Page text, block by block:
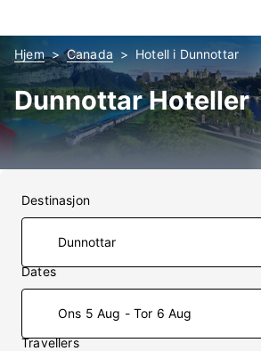
Hjem Canada Hotell i Dunnottar
Dunnottar Hoteller
Destinasjon
Dates
Ons 5 Aug - Tor 6 Aug
Travellers